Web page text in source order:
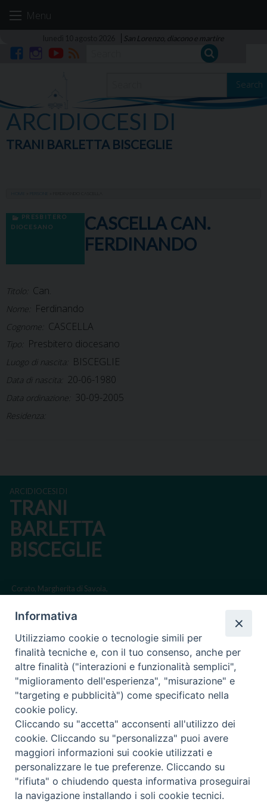
Menu
San Lorenzo, diacono e martire
Search
ARCIDIOCESI DI
TRANI BARLETTA BISCEGLIE
PRESBITERO
DIOCESANO
CASCELLA CAN.
FERDINANDO
Titolo: Can.
Nome: Ferdinando
Cognome: CASCELLA
Tipo: Presbitero diocesano
Luogo di nascita: BISCEGLIE
Data di nascita: 20-06-1980
Data ordinazione: 30-09-2005
Residenza:
ARCIDIOCESI DI
TRANI
BARLETTA
BISCEGLIE
Corato, Margherita di Savoia,
Regione ecclesiastica Puglia
Via Beltrani, 9
76125 Trani BT
Centralino Tel. 0883 494211
Cancelleria Tel. 0883 494204
cancelleria@arcidiocesitrani.it
Copyright © Arcidiocesi di Trani Barletta Bisceglie
Riproduzione dei contenuti solo con permesso. Tutti i diritti sono
Informativa
Utilizziamo cookie o tecnologie simili per
finalità tecniche e, con il tuo consenso, anche per
altre finalità ("interazioni e funzionalità semplici",
"miglioramento dell'esperienza", "misurazione" e
"targeting e pubblicità") come specificato nella
cookie policy.
Cliccando su "accetta" acconsenti all'utilizzo dei
cookie. Cliccando su "personalizza" puoi avere
maggiori informazioni sui cookie utilizzati e
personalizzare le tue preferenze. Cliccando su
"rifiuta" o chiudendo questa informativa proseguirai
la navigazione installando i soli cookie tecnici.